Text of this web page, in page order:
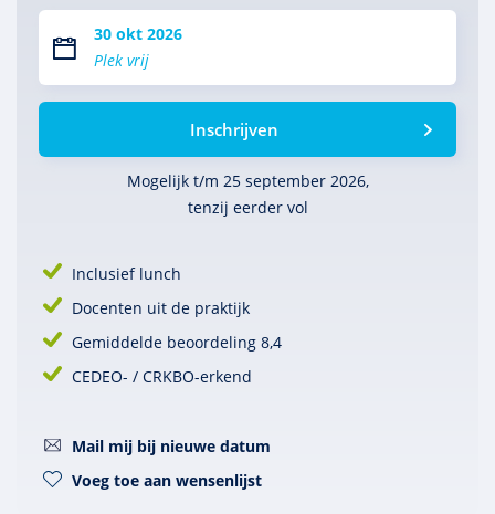
30 okt 2026
Plek vrij
Inschrijven
Mogelijk t/m 25 september 2026,
tenzij eerder vol
Inclusief lunch
Docenten uit de praktijk
Gemiddelde beoordeling 8,4
CEDEO- / CRKBO-erkend
Mail mij bij nieuwe datum
Voeg toe aan wensenlijst